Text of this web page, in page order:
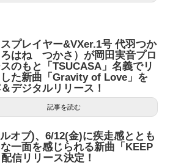
プレイヤー&VXer.1号 代羽つか
ろはね つかさ）が岡田実音プロ
のもと「TSUCASA」名義でリ
した新曲「Gravity of Love」を
デジタルリリース！
記事を読む
オブ)、6/12(金)に疾走感ととも
一面を感じられる新曲「KEEP
信リリース決定！